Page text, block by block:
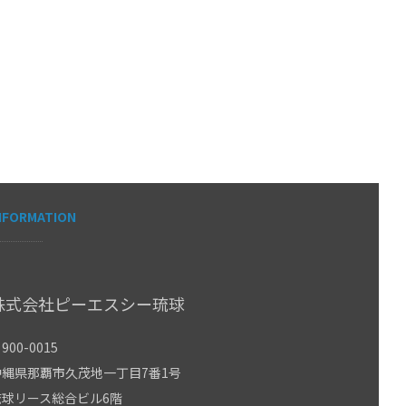
式会社ピーエスシー琉球
0015
県那覇市久茂地一丁目7番1号
リース総合ビル6階